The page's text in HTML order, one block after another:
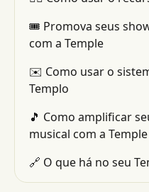
🎟 Promova seus
com a Temple
✉️ Como usar o
Templo
🎵 Como amplificar
musical com a Temple
🔗 O que há no seu